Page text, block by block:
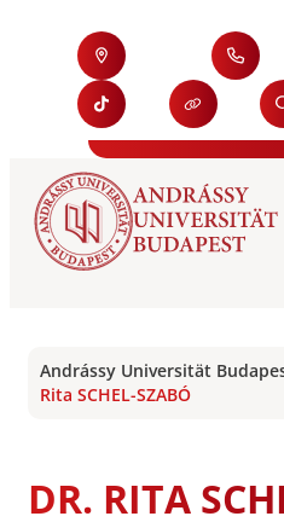
Andrássy Universität
Rita SCHEL-SZABÓ
DR. RITA